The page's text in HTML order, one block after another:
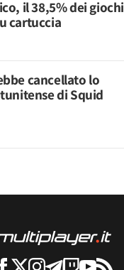
il 38,5% dei giochi
cartuccia
cancellato lo
di Squid